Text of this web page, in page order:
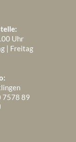
Uhr
| Freitag
7578 89